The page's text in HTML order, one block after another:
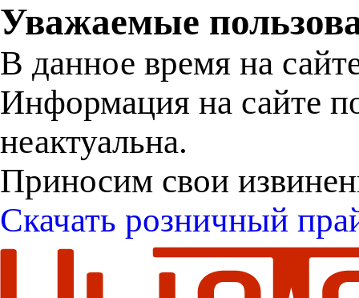
Уважаемые
В данное время на
Информация на сайте
неактуальна.
Приносим свои
Скачать розничный